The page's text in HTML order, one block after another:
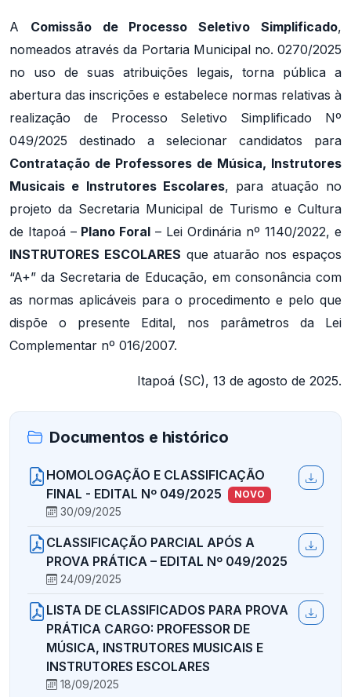
A Comissão de Processo Seletivo Simplificado,
nomeados através da Portaria Municipal no. 0270/2025
no uso de suas atribuições legais, torna pública a
abertura das inscrições e estabelece normas relativas à
realização de Processo Seletivo Simplificado Nº
049/2025 destinado a selecionar candidatos para
Contratação de Professores de Música, Instrutores
Musicais e Instrutores Escolares, para atuação no
projeto da Secretaria Municipal de Turismo e Cultura
de Itapoá – Plano Foral – Lei Ordinária nº 1140/2022, e
INSTRUTORES ESCOLARES que atuarão nos espaços
“A+” da Secretaria de Educação, em consonância com
as normas aplicáveis para o procedimento e pelo que
dispõe o presente Edital, nos parâmetros da Lei
Complementar nº 016/2007.
Itapoá (SC), 13 de agosto de 2025.
Documentos e histórico
HOMOLOGAÇÃO E CLASSIFICAÇÃO
FINAL - EDITAL Nº 049/2025
NOVO
30/09/2025
CLASSIFICAÇÃO PARCIAL APÓS A
PROVA PRÁTICA – EDITAL Nº 049/2025
24/09/2025
LISTA DE CLASSIFICADOS PARA PROVA
PRÁTICA CARGO: PROFESSOR DE
MÚSICA, INSTRUTORES MUSICAIS E
INSTRUTORES ESCOLARES
18/09/2025